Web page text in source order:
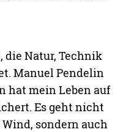
die Natur, Technik
Manuel Pendelin
hat mein Leben auf
Es geht nicht
sondern auch